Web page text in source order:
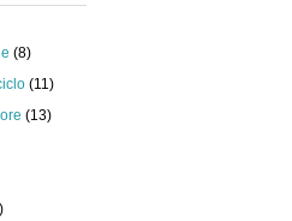
(8)
(11)
(13)